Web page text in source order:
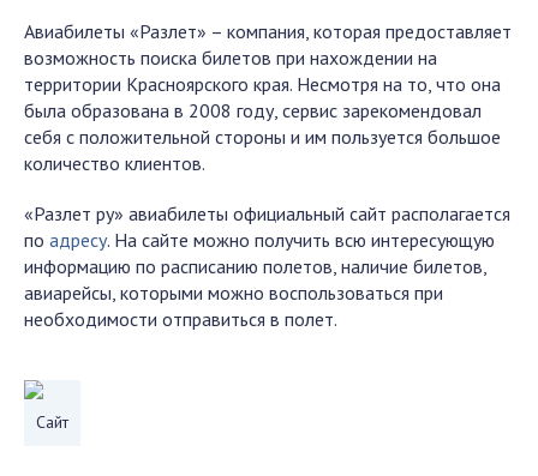
Авиабилеты «Разлет» – компания, которая предоставляет
возможность поиска билетов при нахождении на
территории Красноярского края. Несмотря на то, что она
была образована в 2008 году, сервис зарекомендовал
себя с положительной стороны и им пользуется большое
количество клиентов.
«Разлет ру» авиабилеты официальный сайт располагается
по адресу. На сайте можно получить всю интересующую
информацию по расписанию полетов, наличие билетов,
авиарейсы, которыми можно воспользоваться при
необходимости отправиться в полет.
Сайт